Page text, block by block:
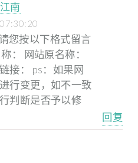
南
您按以下格式留言
： 网站原名称：
接： ps：如果网
行变更，如不一致
判断是否予以修
回复